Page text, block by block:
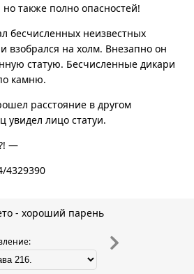
также полно опасностей!
бесчисленных неизвестных
взобрался на холм. Внезапно он
статую. Бесчисленные дикари
камню.
расстояние в другом
увидел лицо статуи.
—
4329390
- хороший парень